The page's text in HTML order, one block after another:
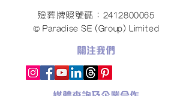
殮葬牌照號碼：2412800065
© Paradise SE (Group) Limited
關注我們